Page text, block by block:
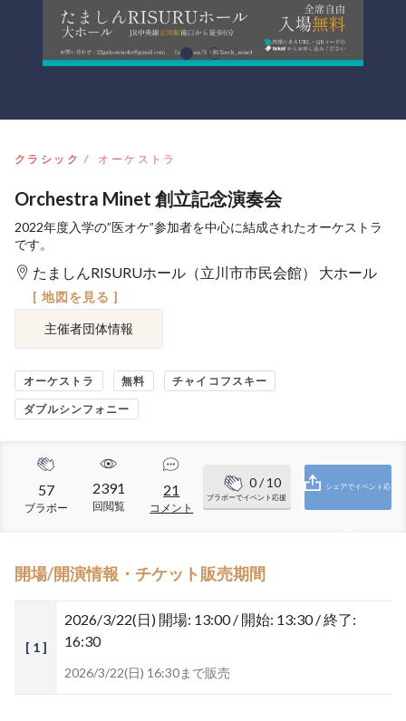
クラシック オーケストラ
Orchestra Minet 創立記念演奏会
2022年度入学の”医オケ”参加者を中心に結成されたオーケストラ
です。
たましんRISURUホール（立川市市民会館） 大ホール
[ 地図を見る ]
主催者団体情報
オーケストラ 無料 チャイコフスキー
ダブルシンフォニー
57
ブラボー
2391
回閲覧
21
コメント
0/ 10
ブラボーでイベント応援
シェアでイベント応
開場/開演情報・チケット販売期間
[ 1 ]
2026/3/22(日) 開場: 13:00 / 開始: 13:30 / 終了:
16:30
2026/3/22(日) 16:30まで販売